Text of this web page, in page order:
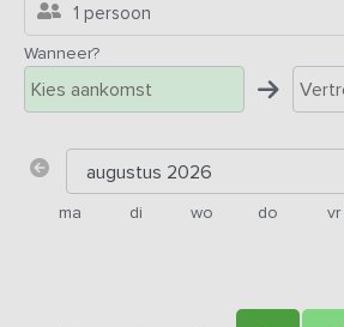
1 persoon
Wanneer?
ma di wo do vr